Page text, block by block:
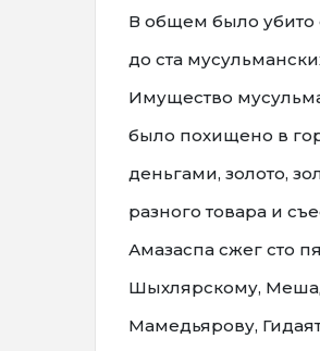
В общем было убито
до ста
Имущество
было похищено в
деньгами, золото,
разного товара и
Амазаспа сжег сто
Шыхлярскому,
Мамедьярову,